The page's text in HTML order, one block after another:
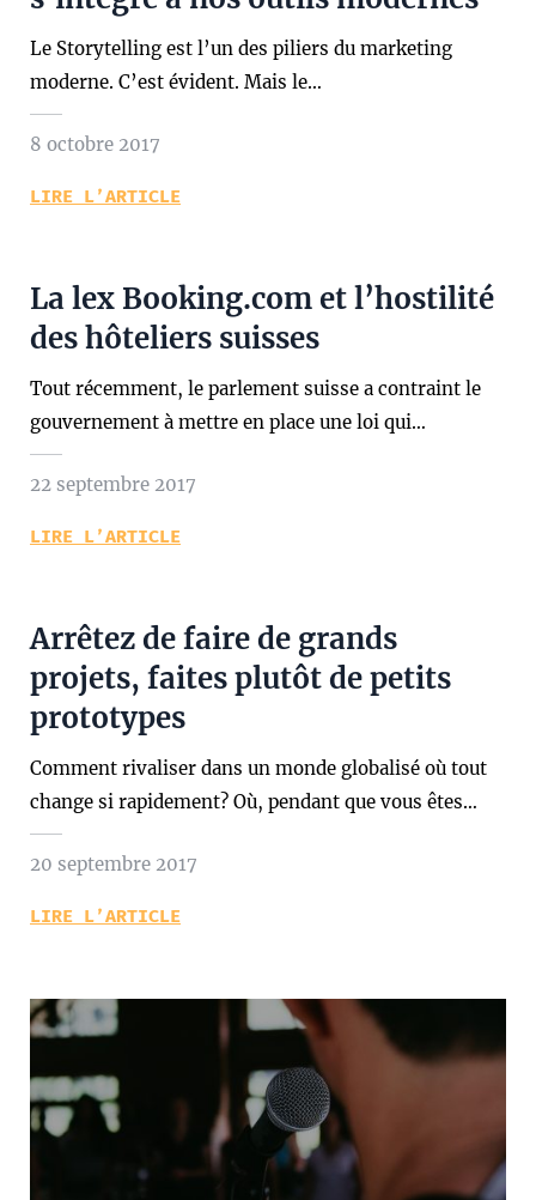
Le Storytelling est l’un des piliers du marketing
moderne. C’est évident. Mais le…
8 octobre 2017
LIRE L’ARTICLE
La lex Booking.com et l’hostilité
des hôteliers suisses
Tout récemment, le parlement suisse a contraint le
gouvernement à mettre en place une loi qui…
22 septembre 2017
LIRE L’ARTICLE
Arrêtez de faire de grands
projets, faites plutôt de petits
prototypes
Comment rivaliser dans un monde globalisé où tout
change si rapidement? Où, pendant que vous êtes…
20 septembre 2017
LIRE L’ARTICLE